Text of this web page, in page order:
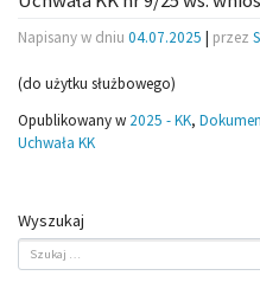
Napisany w dniu 04.07.2025 | przez
(do użytku służbowego)
Opublikowany w 2025 - KK,
Uchwała KK
Wyszukaj